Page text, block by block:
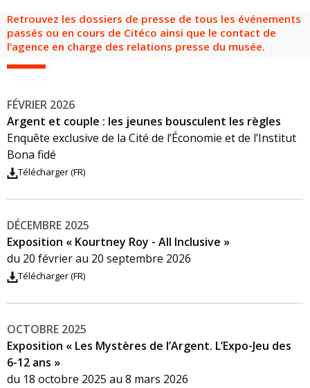
Retrouvez les dossiers de presse de tous les événements
passés ou en cours de Citéco ainsi que le contact de
l’agence en charge des relations presse du musée.
FÉVRIER 2026
Argent et couple : les jeunes bousculent les règles
Enquête exclusive de la Cité de l’Économie et de l’Institut
Bona fidé
Télécharger (FR)
DÉCEMBRE 2025
Exposition « Kourtney Roy - All Inclusive »
du 20 février au 20 septembre 2026
Télécharger (FR)
OCTOBRE 2025
Exposition « Les Mystères de l’Argent. L’Expo-Jeu des
6-12 ans »
du 18 octobre 2025 au 8 mars 2026